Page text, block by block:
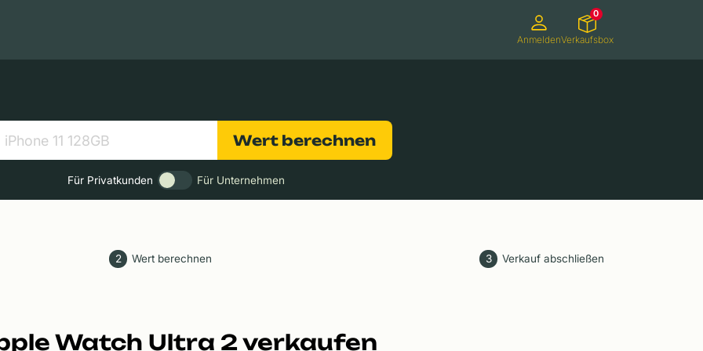
AnmeldenVerkaufsbox
0
Wert berechnen
Für Privatkunden Für Unternehmen
2 Wert berechnen 3 Verkauf abschließen
Watch Ultra 2 verkaufen